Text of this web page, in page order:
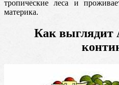
тропические леса и
материка.
Как выглядит